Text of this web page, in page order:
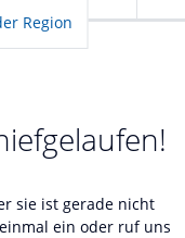
Region
sie ist gerade nicht
ein oder ruf uns